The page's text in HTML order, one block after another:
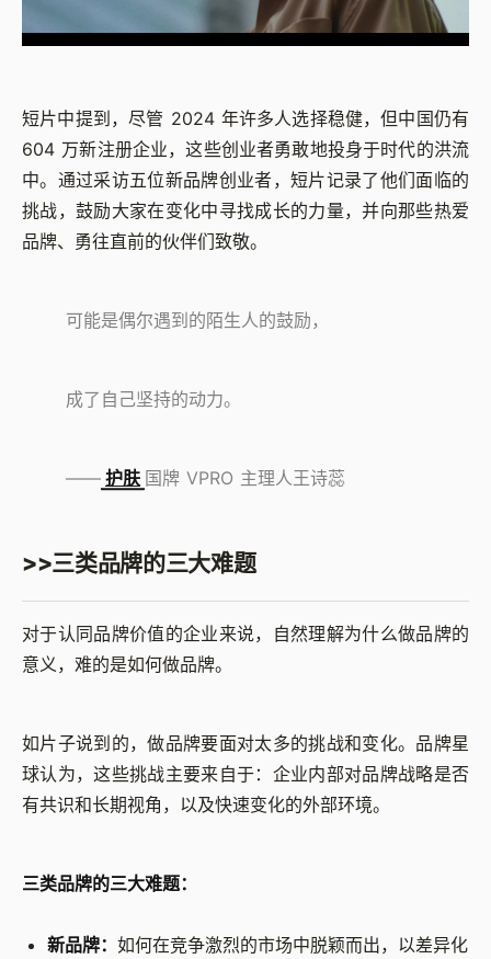
短片中提到，尽管 2024 年许多人选择稳健，但中国仍有
604 万新注册企业，这些创业者勇敢地投身于时代的洪流
中。通过采访五位新品牌创业者，短片记录了他们面临的
挑战，鼓励大家在变化中寻找成长的力量，并向那些热爱
品牌、勇往直前的伙伴们致敬。
可能是偶尔遇到的陌生人的鼓励，
成了自己坚持的动力。
—— 护肤 国牌 VPRO 主理人王诗蕊
>>三类品牌的三大难题
对于认同品牌价值的企业来说，自然理解为什么做品牌的
意义，难的是如何做品牌。
如片子说到的，做品牌要面对太多的挑战和变化。品牌星
球认为，这些挑战主要来自于：企业内部对品牌战略是否
有共识和长期视角，以及快速变化的外部环境。
三类品牌的三大难题：
新品牌：如何在竞争激烈的市场中脱颖而出，以差异化